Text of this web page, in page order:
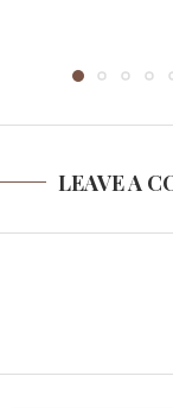
LEAVE A